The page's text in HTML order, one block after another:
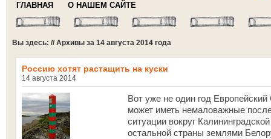
ГЛАВНАЯ О НАШЕМ САЙТЕ
Вы здесь: // Архивы за 14 августа 2014 года
Россию хотят растащить на куски
14 августа 2014
Вот уже не один год Европейский
может иметь немаловажные
ситуации вокруг
остальной страны землями